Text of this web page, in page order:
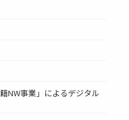
NW事業」によるデジタル